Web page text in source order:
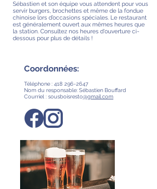
Sébastien et son équipe vous attendent pour vous
servir burgers, brochettes et même de la fondue
chinoise lors d’occasions spéciales. Le restaurant
est généralement ouvert aux mêmes heures que
la station. Consultez nos heures d'ouverture ci-
dessous pour plus de détails !
Coordonnées:
Téléphone : 418 296-2647
Nom du responsable: Sébastien Bouffard
Courriel : sousboisresto@gmail.com